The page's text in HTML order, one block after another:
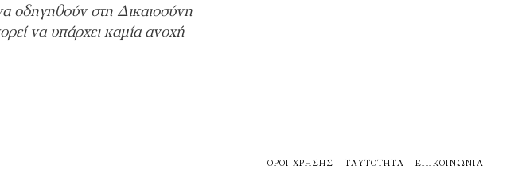
οδηγηθούν στη Δικαιοσύνη
να υπάρχει καμία ανοχή
ΌΡΟΙ ΧΡΉΣΗΣ ΤΑΥΤΌΤΗΤΑ
ΕΠΙΚΟΙΝΩΝΊΑ